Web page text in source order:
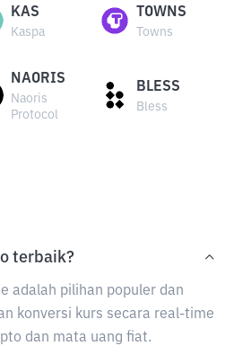
KAS
Kaspa
TOWNS
Towns
NAORIS
Naoris
Protocol
BLESS
Bless
terbaik?
adalah pilihan populer dan
konversi kurs secara real-time
dan mata uang fiat.